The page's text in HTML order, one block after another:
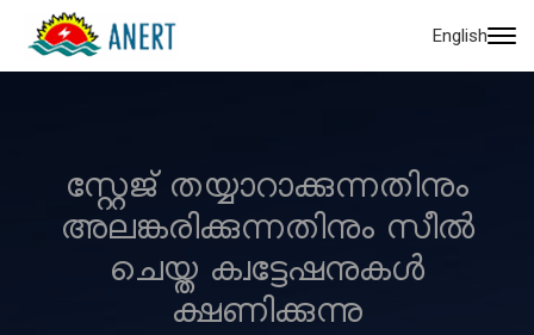
English
സ്റ്റേജ് തയ്യാറാക്കുന്നതിനും
അലങ്കരിക്കുന്നതിനും സീൽ
ചെയ്ത ക്വട്ടേഷനുകൾ
ക്ഷണിക്കുന്നു